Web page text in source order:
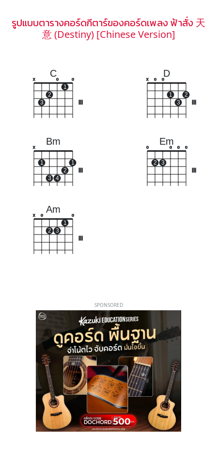
รูปแบบตารางคอร์ดกีตาร์ของคอร์ดเพลง ฟ้าสั่ง 天
意 (Destiny) [Chinese Version]
C
x
3
2
o
1
o
D
x o o
1
3
2
Bm
x
1
3 4
2
1
Em
o
2 3
o o o
Am
x o
2 3
1
o
SPONSORED